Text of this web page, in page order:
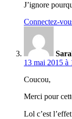
J’ignore
Connectez-
13 mai 2015 à
Coucou,
Merci pour
Lol c’est